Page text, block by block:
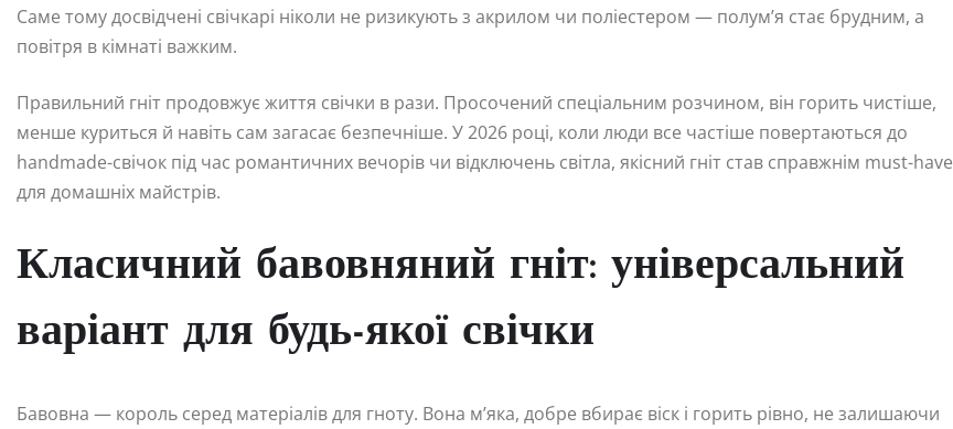
Саме тому досвідчені свічкарі ніколи не ризикують з акрилом чи поліестером — полум’я стає брудним, а
повітря в кімнаті важким.
Правильний гніт продовжує життя свічки в рази. Просочений спеціальним розчином, він горить чистіше,
менше куриться й навіть сам загасає безпечніше. У 2026 році, коли люди все частіше повертаються до
handmade-свічок під час романтичних вечорів чи відключень світла, якісний гніт став справжнім must-have
для домашніх майстрів.
Класичний бавовняний гніт: універсальний
варіант для будь-якої свічки
Бавовна — король серед матеріалів для гноту. Вона м’яка, добре вбирає віск і горить рівно, не залишаючи